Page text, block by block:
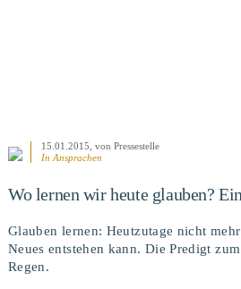
15.01.2015 , von Pressestelle
In Ansprachen
Wo lernen wir heute glauben?
Glauben lernen: Heutzutage nicht
Neues entstehen kann. Die Predigt
Regen.